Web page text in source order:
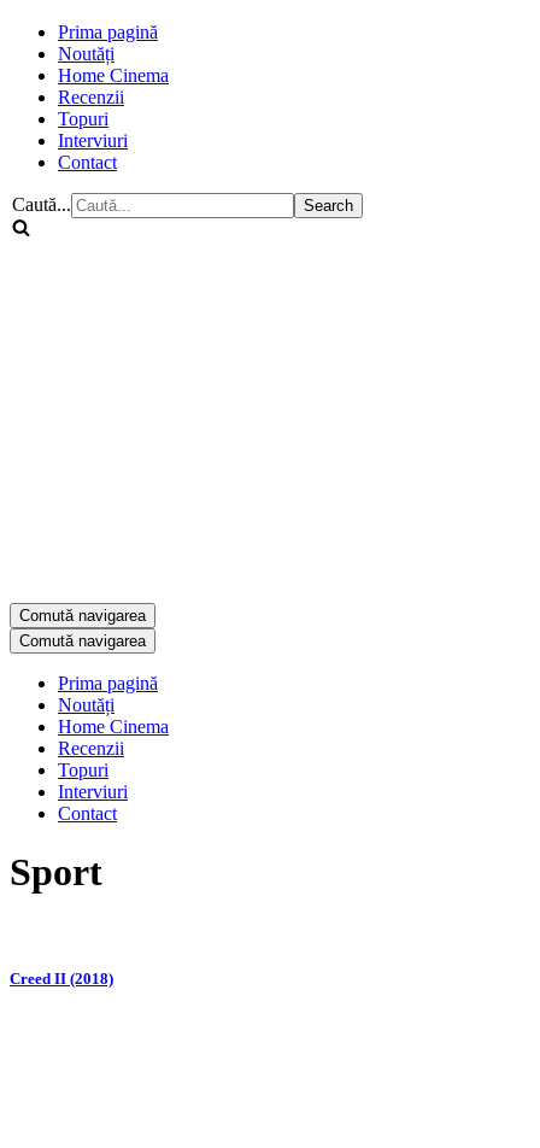
Prima pagină
Noutăți
Home Cinema
Recenzii
Topuri
Interviuri
Contact
Caută...
Comută navigarea
Comută navigarea
Prima pagină
Noutăți
Home Cinema
Recenzii
Topuri
Interviuri
Contact
Sport
Creed II (2018)